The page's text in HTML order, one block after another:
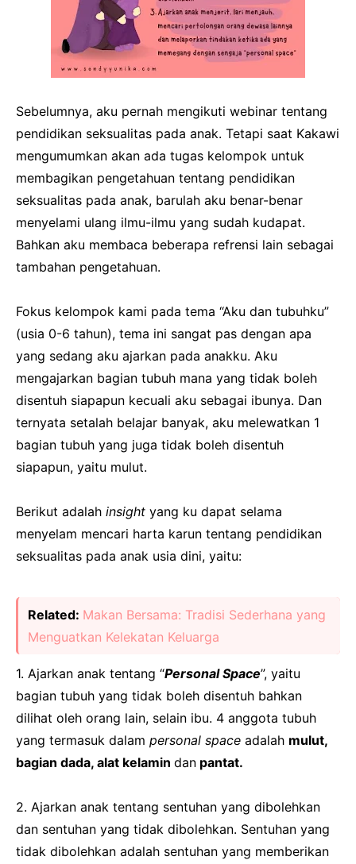
Sebelumnya, aku pernah mengikuti webinar tentang
pendidikan seksualitas pada anak. Tetapi saat Kakawi
mengumumkan akan ada tugas kelompok untuk
membagikan pengetahuan tentang pendidikan
seksualitas pada anak, barulah aku benar-benar
menyelami ulang ilmu-ilmu yang sudah kudapat.
Bahkan aku membaca beberapa refrensi lain sebagai
tambahan pengetahuan.
Fokus kelompok kami pada tema “Aku dan tubuhku”
(usia 0-6 tahun), tema ini sangat pas dengan apa
yang sedang aku ajarkan pada anakku. Aku
mengajarkan bagian tubuh mana yang tidak boleh
disentuh siapapun kecuali aku sebagai ibunya. Dan
ternyata setalah belajar banyak, aku melewatkan 1
bagian tubuh yang juga tidak boleh disentuh
siapapun, yaitu mulut.
Berikut adalah insight yang ku dapat selama
menyelam mencari harta karun tentang pendidikan
seksualitas pada anak usia dini, yaitu:
Related: Makan Bersama: Tradisi Sederhana yang
Menguatkan Kelekatan Keluarga
1. Ajarkan anak tentang “Personal Space”, yaitu
bagian tubuh yang tidak boleh disentuh bahkan
dilihat oleh orang lain, selain ibu. 4 anggota tubuh
yang termasuk dalam personal space adalah mulut,
bagian dada, alat kelamin dan pantat.
2. Ajarkan anak tentang sentuhan yang dibolehkan
dan sentuhan yang tidak dibolehkan. Sentuhan yang
tidak dibolehkan adalah sentuhan yang memberikan